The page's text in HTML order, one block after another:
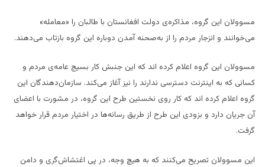
مسوولان این گروه، مذاکره‌ی دولت افغانستان با طالبان را «معامله»
می‌خوانند و انزجار مردم را از بهصحنه آمدن دوباره این گروه بازتاب می‌دهند.
مسوولان این گروه اعلام کرده اند که این جنبش کار بسیج عامه‌ی مردم و
کسانی که به اینترنت دسترسی ندارند را نیز آغاز می‌کند. سازمان‌دهندگان این
گروه اعلام کرده اند که کار روی نخستین طرح این گروه، در مشورت با اعضای
آن جریان دارد و بزودی این طرح از طریق رسانه‌ها در اختیار مردم قرار خواهد
گرفت.
این مسوولان تصریح می‌کنند که به هیچ وجه، در پی اغتشاش‌گری و دامن